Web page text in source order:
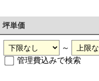
坪単価
～
管理費込みで検索